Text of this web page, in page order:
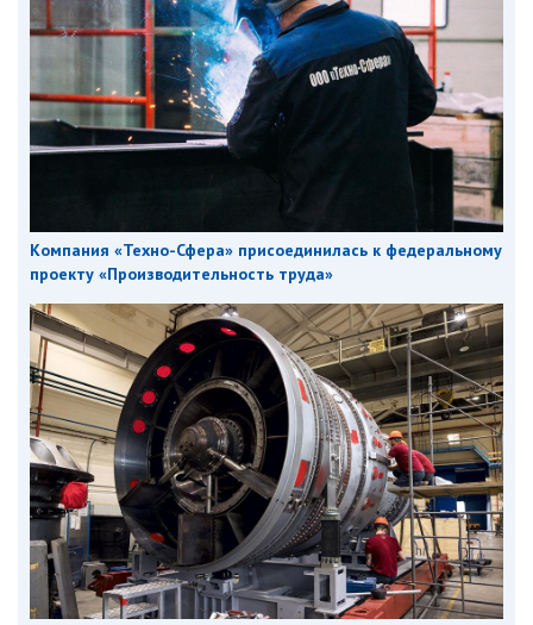
Компания «Техно-Сфера» присоединилась к федеральному
проекту «Производительность труда»